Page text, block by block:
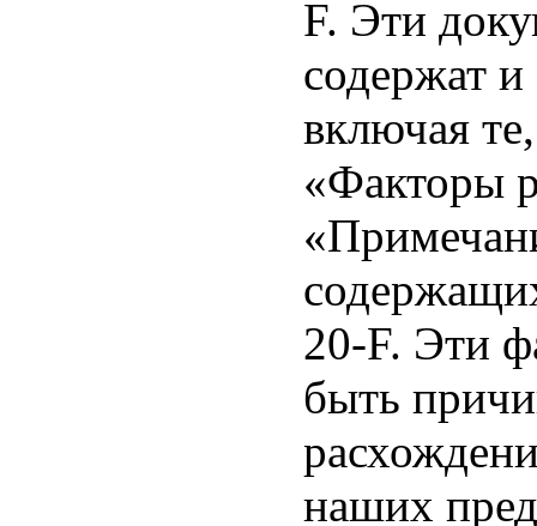
F. Эти
содержат
включая
«Факторы
20-F. Эти
быть
наших